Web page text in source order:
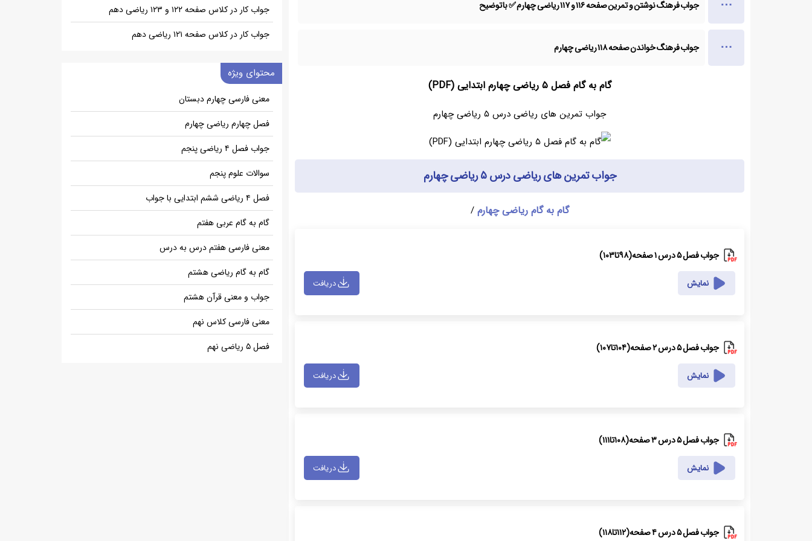
جواب فرهنگ نوشتن و تمرین صفحه ۱۱۶ و ۱۱۷ ریاضی چهارم ✅ با توضیح
جواب فرهنگ خواندن صفحه ۱۱۸ ریاضی چهارم
گام به گام فصل ۵ ریاضی چهارم ابتدایی (PDF)
جواب تمرین های ریاضی درس ۵ ریاضی چهارم
جواب تمرین های ریاضی درس ۵ ریاضی چهارم
گام به گام ریاضی چهارم /
جواب فصل ۵ درس ۱ صفحه(۹۸تا۱۰۳)
نمایش دریافت
جواب فصل ۵ درس ۲ صفحه(۱۰۴تا۱۰۷)
نمایش دریافت
جواب فصل ۵ درس ۳ صفحه(۱۰۸تا۱۱۱)
نمایش دریافت
جواب فصل ۵ درس ۴ صفحه(۱۱۲تا۱۱۸)
جواب کار در کلاس صفحه ۱۲۲ و ۱۲۳ ریاضی دهم
جواب کار در کلاس صفحه ۱۲۱ ریاضی دهم
محتوای ویژه
معنی فارسی چهارم دبستان
فصل چهارم ریاضی چهارم
جواب فصل ۴ ریاضی پنجم
سوالات علوم پنجم
فصل ۴ ریاضی ششم ابتدایی با جواب
گام به گام عربی هفتم
معنی فارسی هفتم درس به درس
گام به گام ریاضی هشتم
جواب و معنی قرآن هشتم
معنی فارسی کلاس نهم
فصل ۵ ریاضی نهم